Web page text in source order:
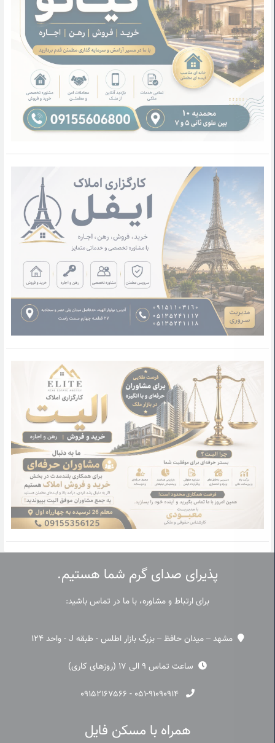
پذیرای صدای گرم شما هستیم.
برای ارتباط و مشاوره، با ما در تماس باشید:
مشهد – میدان حافظ – بزرگ بازار اطلس - طبقه J - واحد 124
ساعت تماس 9 الی 17 (روزهای کاری)
۰۵۱-۹۱۰۹۰۹۱۴ - ۰۹۱۵۲۱۶۷۵۶۶
همراه با مسکن فایل